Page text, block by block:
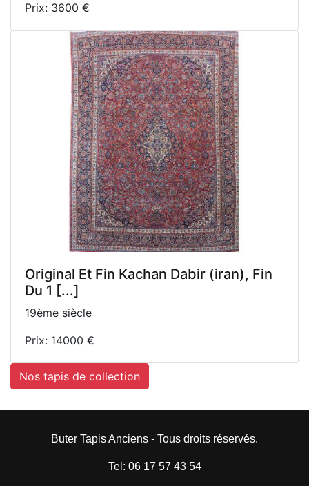
Prix: 3600 €
Original Et Fin Kachan Dabir (iran), Fin
Du 1 [...]
19ème siècle
Prix: 14000 €
Nos tapis de collection
Buter Tapis Anciens - Tous droits réservés.
Tel: 06 17 57 43 54